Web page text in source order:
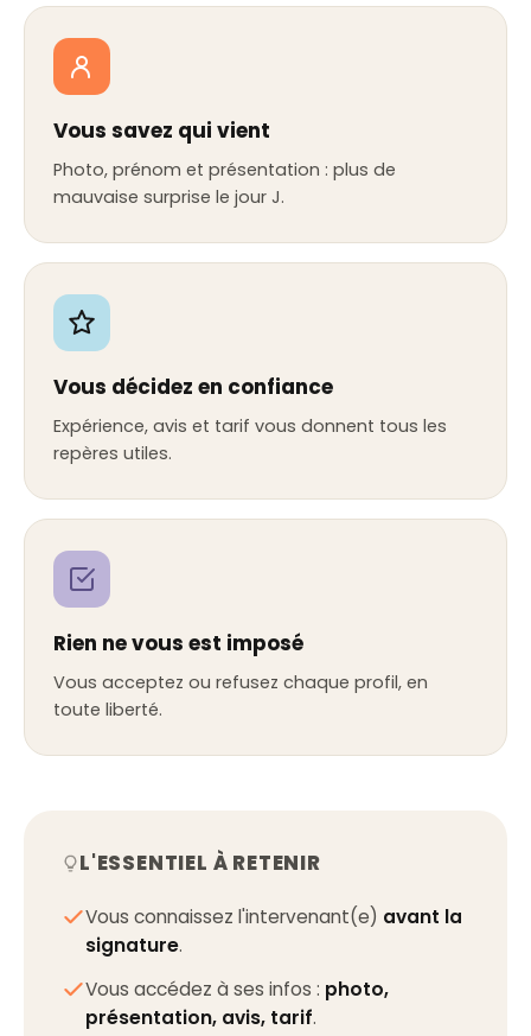
Vous savez qui vient
Photo, prénom et présentation : plus de
mauvaise surprise le jour J.
Vous décidez en confiance
Expérience, avis et tarif vous donnent tous les
repères utiles.
Rien ne vous est imposé
Vous acceptez ou refusez chaque profil, en
toute liberté.
L'ESSENTIEL À RETENIR
Vous connaissez l'intervenant(e) avant la
signature.
Vous accédez à ses infos : photo,
présentation, avis, tarif.